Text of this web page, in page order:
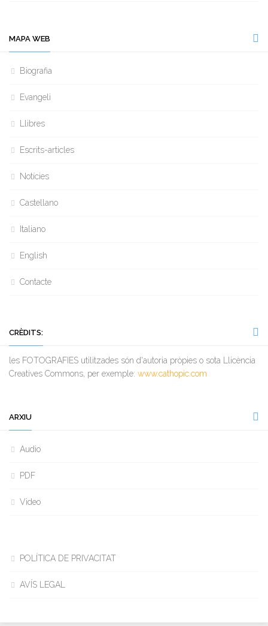
MAPA WEB
Biografia
Evangeli
Llibres
Escrits-articles
Notícies
Castellano
Italiano
English
Contacte
CRÈDITS:
les FOTOGRAFIES utilitzades són d'autoria pròpies o sota Llicència
Creatives Commons, per exemple: www.cathopic.com
ARXIU
Audio
PDF
Video
POLÍTICA DE PRIVACITAT
AVÍS LEGAL